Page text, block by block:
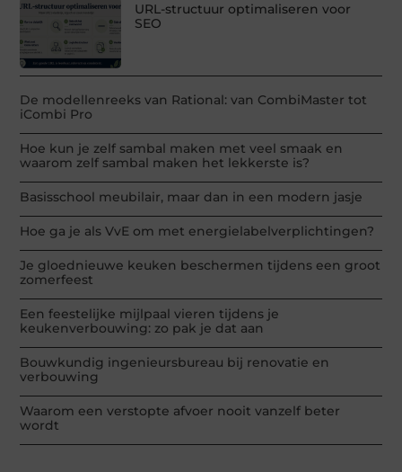
URL-structuur optimaliseren voor
SEO
De modellenreeks van Rational: van CombiMaster tot
iCombi Pro
Hoe kun je zelf sambal maken met veel smaak en
waarom zelf sambal maken het lekkerste is?
Basisschool meubilair, maar dan in een modern jasje
Hoe ga je als VvE om met energielabelverplichtingen?
Je gloednieuwe keuken beschermen tijdens een groot
zomerfeest
Een feestelijke mijlpaal vieren tijdens je
keukenverbouwing: zo pak je dat aan
Bouwkundig ingenieursbureau bij renovatie en
verbouwing
Waarom een verstopte afvoer nooit vanzelf beter
wordt